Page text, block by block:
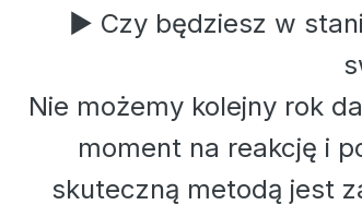
► Czy będziesz w
Nie możemy kolejny rok
moment na reakcję i
skuteczną metodą jest